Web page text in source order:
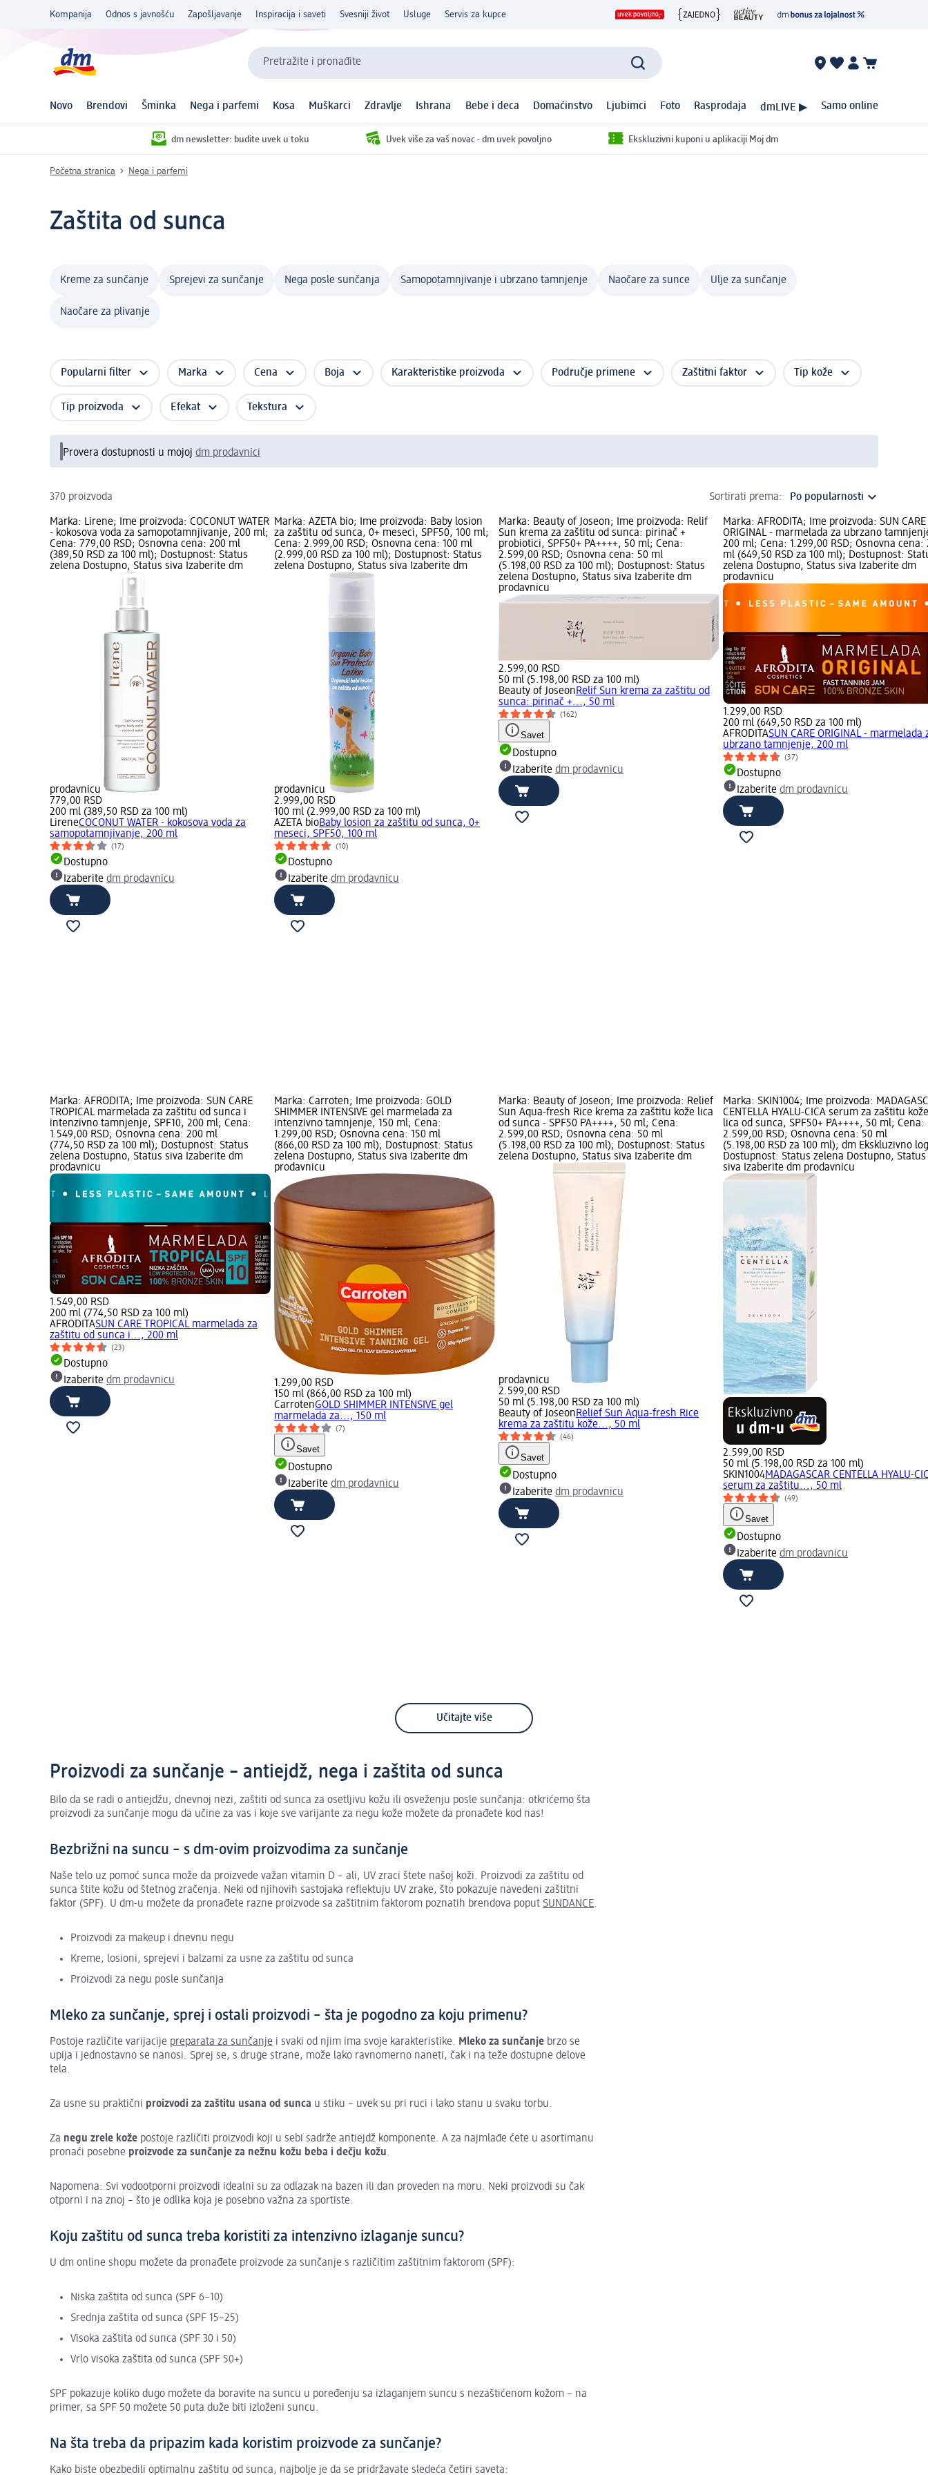
Kompanija Odnos s javnošću Zapošljavanje Inspiracija i saveti Svesniji život Usluge Servis za kupce
Pretražite i pronađite
Novo Brendovi Šminka Nega i parfemi Kosa Muškarci Zdravlje Ishrana Bebe i deca Domaćinstvo Ljubimci Foto Rasprodaja dmLIVE ▶ Samo online
dm newsletter: budite uvek u toku Uvek više za vaš novac - dm uvek povoljno Ekskluzivni kuponi u aplikaciji Moj dm
Početna stranica Nega i parfemi
Zaštita od sunca
Kreme za sunčanje Sprejevi za sunčanje Nega posle sunčanja Samopotamnjivanje i ubrzano tamnjenje Naočare za sunce Ulje za sunčanje
Naočare za plivanje
Popularni filter Marka Cena Boja Karakteristike proizvoda Područje primene Zaštitni faktor Tip kože
Tip proizvoda Efekat Tekstura
Provera dostupnosti u mojoj dm prodavnici
370 proizvoda Sortirati prema:
Marka: Lirene; Ime proizvoda: COCONUT WATER
- kokosova voda za samopotamnjivanje, 200 ml;
Cena: 779,00 RSD; Osnovna cena: 200 ml
(389,50 RSD za 100 ml); Dostupnost: Status
zelena Dostupno, Status siva Izaberite dm
prodavnicu
779,00 RSD
200 ml (389,50 RSD za 100 ml)
LireneCOCONUT WATER - kokosova voda za
samopotamnjivanje, 200 ml
(17)
Dostupno
Izaberite dm prodavnicu
Marka: AZETA bio; Ime proizvoda: Baby losion
za zaštitu od sunca, 0+ meseci, SPF50, 100 ml;
Cena: 2.999,00 RSD; Osnovna cena: 100 ml
(2.999,00 RSD za 100 ml); Dostupnost: Status
zelena Dostupno, Status siva Izaberite dm
prodavnicu
2.999,00 RSD
100 ml (2.999,00 RSD za 100 ml)
AZETA bioBaby losion za zaštitu od sunca, 0+
meseci, SPF50, 100 ml
(10)
Dostupno
Izaberite dm prodavnicu
Marka: Beauty of Joseon; Ime proizvoda: Relif
Sun krema za zaštitu od sunca: pirinač +
probiotici, SPF50+ PA++++, 50 ml; Cena:
2.599,00 RSD; Osnovna cena: 50 ml
(5.198,00 RSD za 100 ml); Dostupnost: Status
zelena Dostupno, Status siva Izaberite dm
prodavnicu
2.599,00 RSD
50 ml (5.198,00 RSD za 100 ml)
Beauty of JoseonRelif Sun krema za zaštitu od
sunca: pirinač +..., 50 ml
(162)
Savet
Dostupno
Izaberite dm prodavnicu
Marka: AFRODITA; Ime proizvoda: SUN CARE
ORIGINAL - marmelada za ubrzano
200 ml; Cena: 1.299,00 RSD; Osnovna cena:
ml (649,50 RSD za 100 ml); Dostupnost:
zelena Dostupno, Status siva Izaberite dm
prodavnicu
1.299,00 RSD
200 ml (649,50 RSD za 100 ml)
AFRODITASUN CARE ORIGINAL - marmelada
ubrzano tamnjenje, 200 ml
(37)
Dostupno
Izaberite dm prodavnicu
Marka: AFRODITA; Ime proizvoda: SUN CARE
TROPICAL marmelada za zaštitu od sunca i
intenzivno tamnjenje, SPF10, 200 ml; Cena:
1.549,00 RSD; Osnovna cena: 200 ml
(774,50 RSD za 100 ml); Dostupnost: Status
zelena Dostupno, Status siva Izaberite dm
prodavnicu
1.549,00 RSD
200 ml (774,50 RSD za 100 ml)
AFRODITASUN CARE TROPICAL marmelada za
zaštitu od sunca i..., 200 ml
(23)
Dostupno
Izaberite dm prodavnicu
Marka: Carroten; Ime proizvoda: GOLD
SHIMMER INTENSIVE gel marmelada za
intenzivno tamnjenje, 150 ml; Cena:
1.299,00 RSD; Osnovna cena: 150 ml
(866,00 RSD za 100 ml); Dostupnost: Status
zelena Dostupno, Status siva Izaberite dm
prodavnicu
1.299,00 RSD
150 ml (866,00 RSD za 100 ml)
CarrotenGOLD SHIMMER INTENSIVE gel
marmelada za..., 150 ml
(7)
Savet
Dostupno
Izaberite dm prodavnicu
Marka: Beauty of Joseon; Ime proizvoda: Relief
Sun Aqua-fresh Rice krema za zaštitu kože lica
od sunca - SPF50 PA++++, 50 ml; Cena:
2.599,00 RSD; Osnovna cena: 50 ml
(5.198,00 RSD za 100 ml); Dostupnost: Status
zelena Dostupno, Status siva Izaberite dm
prodavnicu
2.599,00 RSD
50 ml (5.198,00 RSD za 100 ml)
Beauty of JoseonRelief Sun Aqua-fresh Rice
krema za zaštitu kože..., 50 ml
(46)
Savet
Dostupno
Izaberite dm prodavnicu
Marka: SKIN1004; Ime proizvoda:
CENTELLA HYALU-CICA serum za zaštitu kože
lica od sunca, SPF50+ PA++++, 50 ml; Cena:
2.599,00 RSD; Osnovna cena: 50 ml
(5.198,00 RSD za 100 ml); dm Ekskluzivno
Dostupnost: Status zelena Dostupno, Status
siva Izaberite dm prodavnicu
2.599,00 RSD
50 ml (5.198,00 RSD za 100 ml)
SKIN1004MADAGASCAR CENTELLA HYALU-
serum za zaštitu..., 50 ml
(49)
Savet
Dostupno
Izaberite dm prodavnicu
Učitajte više
Proizvodi za sunčanje – antiejdž, nega i zaštita od sunca
Bilo da se radi o antiejdžu, dnevnoj nezi, zaštiti od sunca za osetljivu kožu ili osveženju posle sunčanja: otkrićemo šta
proizvodi za sunčanje mogu da učine za vas i koje sve varijante za negu kože možete da pronađete kod nas!
Bezbrižni na suncu – s dm-ovim proizvodima za sunčanje
Naše telo uz pomoć sunca može da proizvede važan vitamin D – ali, UV zraci štete našoj koži. Proizvodi za zaštitu od
sunca štite kožu od štetnog zračenja. Neki od njihovih sastojaka reflektuju UV zrake, što pokazuje navedeni zaštitni
faktor (SPF). U dm-u možete da pronađete razne proizvode sa zaštitnim faktorom poznatih brendova poput SUNDANCE.
Proizvodi za makeup i dnevnu negu
Kreme, losioni, sprejevi i balzami za usne za zaštitu od sunca
Proizvodi za negu posle sunčanja
Mleko za sunčanje, sprej i ostali proizvodi – šta je pogodno za koju primenu?
Postoje različite varijacije preparata za sunčanje i svaki od njim ima svoje karakteristike. Mleko za sunčanje brzo se
upija i jednostavno se nanosi. Sprej se, s druge strane, može lako ravnomerno naneti, čak i na teže dostupne delove
tela.
Za usne su praktični proizvodi za zaštitu usana od sunca u stiku – uvek su pri ruci i lako stanu u svaku torbu.
Za negu zrele kože postoje različiti proizvodi koji u sebi sadrže antiejdž komponente. A za najmlađe ćete u asortimanu
pronaći posebne proizvode za sunčanje za nežnu kožu beba i dečju kožu.
Napomena: Svi vodootporni proizvodi idealni su za odlazak na bazen ili dan proveden na moru. Neki proizvodi su čak
otporni i na znoj – što je odlika koja je posebno važna za sportiste.
Koju zaštitu od sunca treba koristiti za intenzivno izlaganje suncu?
U dm online shopu možete da pronađete proizvode za sunčanje s različitim zaštitnim faktorom (SPF):
Niska zaštita od sunca (SPF 6–10)
Srednja zaštita od sunca (SPF 15–25)
Visoka zaštita od sunca (SPF 30 i 50)
Vrlo visoka zaštita od sunca (SPF 50+)
SPF pokazuje koliko dugo možete da boravite na suncu u poređenju sa izlaganjem suncu s nezaštićenom kožom – na
primer, sa SPF 50 možete 50 puta duže biti izloženi suncu.
Na šta treba da pripazim kada koristim proizvode za sunčanje?
Kako biste obezbedili optimalnu zaštitu od sunca, najbolje je da se pridržavate sledeća četiri saveta: